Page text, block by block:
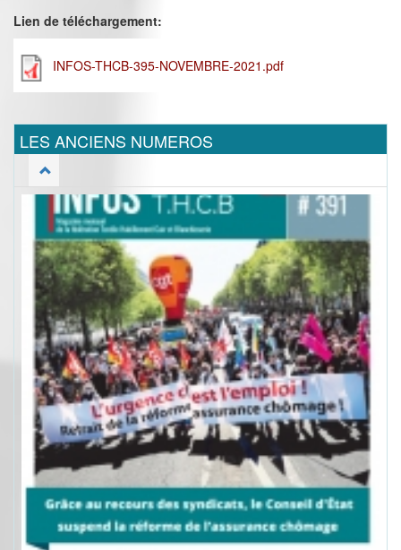
Lien de téléchargement:
INFOS-THCB-395-NOVEMBRE-2021.pdf
LES ANCIENS NUMEROS